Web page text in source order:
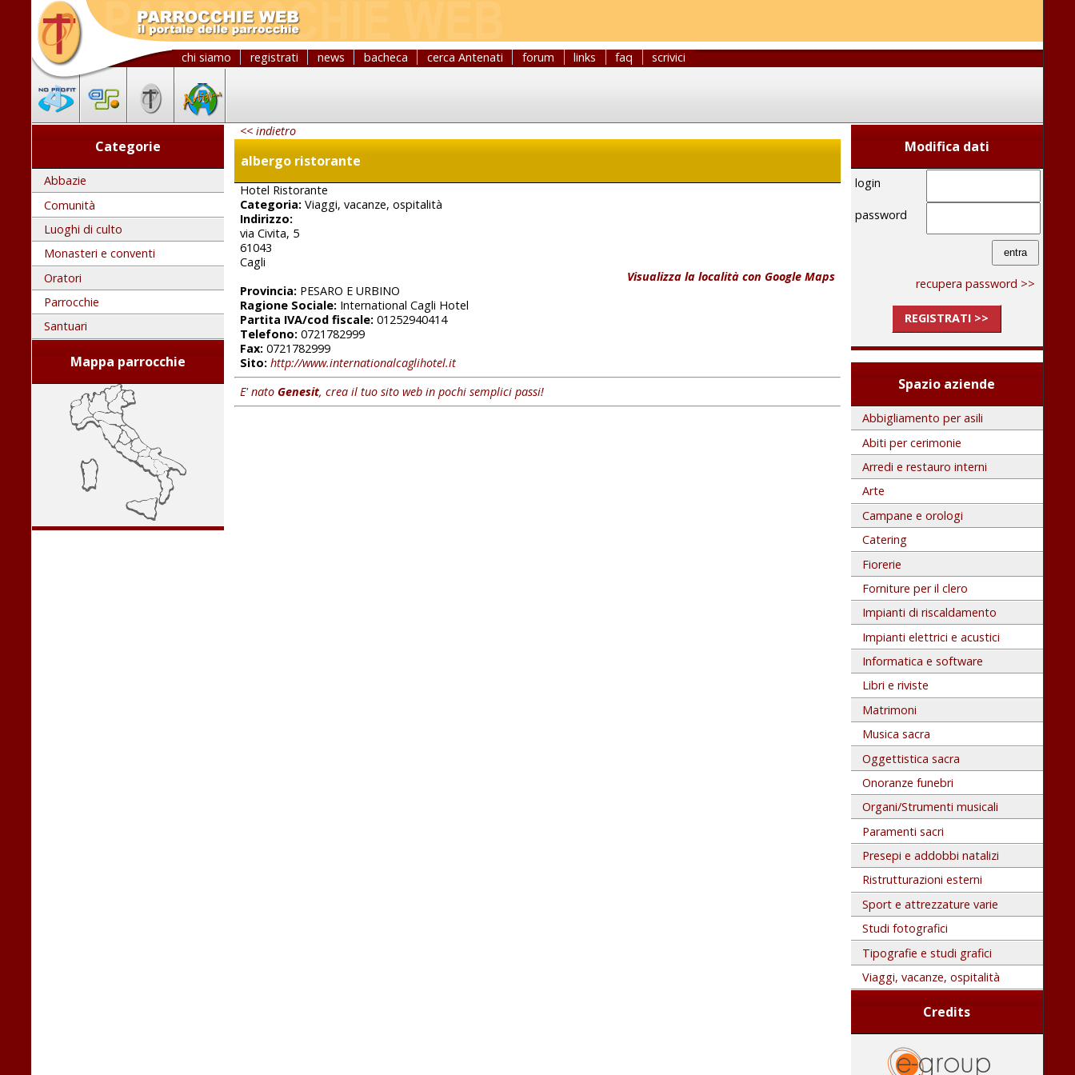
chi siamo registrati news bacheca cerca Antenati forum links faq scrivici
Categorie
Abbazie
Comunità
Luoghi di culto
Monasteri e conventi
Oratori
Parrocchie
Santuari
Mappa parrocchie
<< indietro
albergo ristorante
Hotel Ristorante
Categoria: Viaggi, vacanze, ospitalità
Indirizzo:
via Civita, 5
61043
Cagli
Visualizza la località con Google Maps
Provincia: PESARO E URBINO
Ragione Sociale: International Cagli Hotel
Partita IVA/cod fiscale: 01252940414
Telefono: 0721782999
Fax: 0721782999
Sito: http://www.internationalcaglihotel.it
E' nato Genesit, crea il tuo sito web in pochi semplici passi!
Modifica dati
login
password
recupera password >>
REGISTRATI >>
Spazio aziende
Abbigliamento per asili
Abiti per cerimonie
Arredi e restauro interni
Arte
Campane e orologi
Catering
Fiorerie
Forniture per il clero
Impianti di riscaldamento
Impianti elettrici e acustici
Informatica e software
Libri e riviste
Matrimoni
Musica sacra
Oggettistica sacra
Onoranze funebri
Organi/Strumenti musicali
Paramenti sacri
Presepi e addobbi natalizi
Ristrutturazioni esterni
Sport e attrezzature varie
Studi fotografici
Tipografie e studi grafici
Viaggi, vacanze, ospitalità
Credits